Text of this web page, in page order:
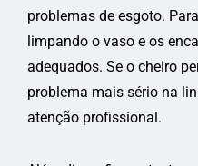
problemas de esgoto.
limpando o vaso e os
adequados. Se o cheiro
problema mais sério na
atenção profissional.